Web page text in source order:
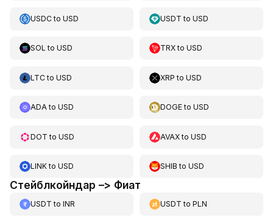
USDCto USD USDT toUSD
SOL to USD TRXtoUSD
LTCto USD XRP toUSD
ADAto USD DOGEtoUSD
DOT to USD AVAXtoUSD
LINKto USD SHIB toUSD
Стейблкойндар –> Фиат
USDT to INR USDT toPLN